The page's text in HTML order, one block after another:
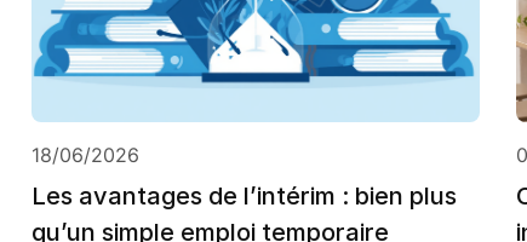
18/06/2026
Les avantages de l’intérim : bien plus
qu’un simple emploi temporaire